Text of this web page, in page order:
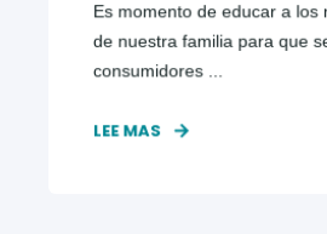
Es momento de educar a los
de nuestra familia para que
consumidores ...
LEE MAS